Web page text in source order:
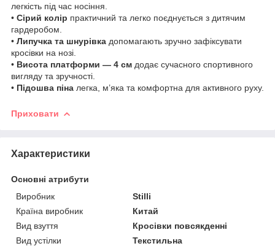
легкість під час носіння.
• Сірий колір практичний та легко поєднується з дитячим
гардеробом.
• Липучка та шнурівка допомагають зручно зафіксувати
кросівки на нозі.
• Висота платформи — 4 см додає сучасного спортивного
вигляду та зручності.
• Підошва піна легка, м’яка та комфортна для активного руху.
Приховати
Характеристики
Основні атрибути
Виробник
Stilli
Країна виробник
Китай
Вид взуття
Кросівки повсякденні
Вид устілки
Текстильна